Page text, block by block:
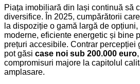
Piața imobiliară din Iași continuă să
diversifice. În 2025, cumpărătorii
la dispoziție o gamă largă de
moderne, eficiente energetic și bine
prețuri accesibile. Contrar percepției
pot găsi case noi sub 200.000 euro
compromisuri majore la capitolul
amplasare.